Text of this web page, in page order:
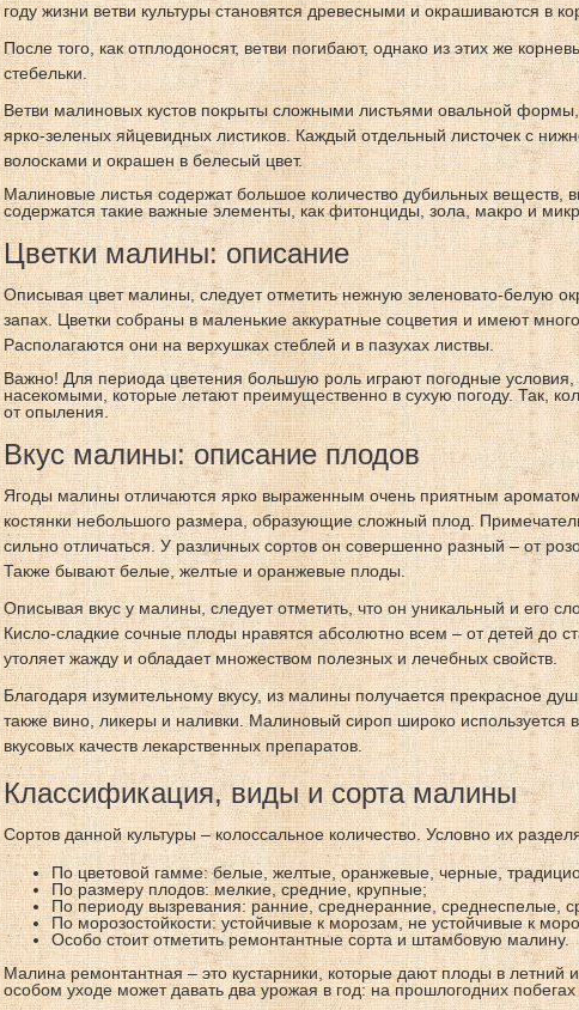
году жизни ветви культуры становятся древесными и окрашиваются в
После того, как отплодоносят, ветви погибают, однако из этих же
стебельки.
Ветви малиновых кустов покрыты сложными листьями овальной формы,
ярко-зеленых яйцевидных листиков. Каждый отдельный листочек с
волосками и окрашен в белесый цвет.
Малиновые листья содержат большое количество дубильных веществ,
содержатся такие важные элементы, как фитонциды, зола, макро и
Цветки малины: описание
Описывая цвет малины, следует отметить нежную зеленовато-белую
запах. Цветки собраны в маленькие аккуратные соцветия и имеют
Располагаются они на верхушках стеблей и в пазухах листвы.
Важно! Для периода цветения большую роль играют погодные условия,
насекомыми, которые летают преимущественно в сухую погоду. Так,
от опыления.
Вкус малины: описание плодов
Ягоды малины отличаются ярко выраженным очень приятным
костянки небольшого размера, образующие сложный плод.
сильно отличаться. У различных сортов он совершенно разный – от
Также бывают белые, желтые и оранжевые плоды.
Описывая вкус у малины, следует отметить, что он уникальный и его
Кисло-сладкие сочные плоды нравятся абсолютно всем – от детей до
утоляет жажду и обладает множеством полезных и лечебных свойств.
Благодаря изумительному вкусу, из малины получается прекрасное
также вино, ликеры и наливки. Малиновый сироп широко используется
вкусовых качеств лекарственных препаратов.
Классификация, виды и сорта малины
Сортов данной культуры – колоссальное количество. Условно их
По цветовой гамме: белые, желтые, оранжевые, черные,
По размеру плодов: мелкие, средние, крупные;
По периоду вызревания: ранние, среднеранние, среднеспелые,
По морозостойкости: устойчивые к морозам, не устойчивые к
Особо стоит отметить ремонтантные сорта и штамбовую малину.
Малина ремонтантная – это кустарники, которые дают плоды в летний
особом уходе может давать два урожая в год: на прошлогодних побегах